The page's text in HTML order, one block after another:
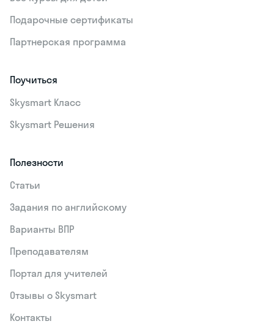
Подарочные сертификаты
Партнерская программа
Поучиться
Skysmart Класс
Skysmart Решения
Полезности
Статьи
Задания по английскому
Варианты ВПР
Преподавателям
Портал для учителей
Отзывы о Skysmart
Контакты